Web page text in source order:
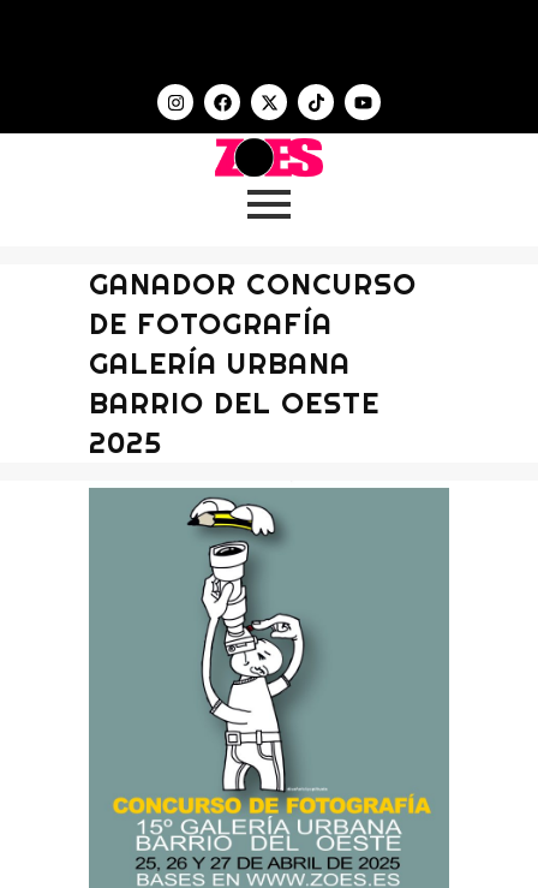
GANADOR CONCURSO
DE FOTOGRAFÍA
GALERÍA URBANA
BARRIO DEL OESTE
2025